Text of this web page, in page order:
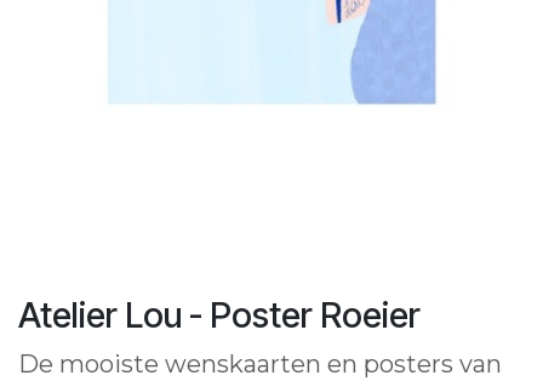
Atelier Lou - Poster Roeier
De mooiste wenskaarten en posters van